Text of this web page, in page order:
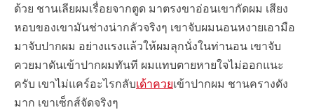
ด้วย ชานเลียผมเรื่อยจากตูด มาตรงขาอ่อนเขากัดผม เสียง
หอบของเขามันช่างน่ากลัวจริงๆ เขาจับผมนอนหงายเอามือ
มาจับปากผม อย่างแรงแล้วให้ผมลุกนั่งในท่านอน เขาจับ
ควยมาดันเข้าปากผมทันที ผมแทบตายหายใจไม่ออกแนะ
ครับ เขาไม่แคร์อะไรกลับเด้าควยเข้าปากผม ชานครางดัง
มาก เขาเซ็กส์จัดจริงๆ